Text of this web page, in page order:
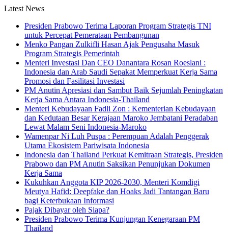
Latest News
Presiden Prabowo Terima Laporan Program Strategis TNI
untuk Percepat Pemerataan Pembangunan
Menko Pangan Zulkifli Hasan Ajak Pengusaha Masuk
Program Strategis Pemerintah
Menteri Investasi Dan CEO Danantara Rosan Roeslani :
Indonesia dan Arab Saudi Sepakat Memperkuat Kerja Sama
Promosi dan Fasilitasi Investasi
PM Anutin Apresiasi dan Sambut Baik Sejumlah Peningkatan
Kerja Sama Antara Indonesia-Thailand
Menteri Kebudayaan Fadli Zon : Kementerian Kebudayaan
dan Kedutaan Besar Kerajaan Maroko Jembatani Peradaban
Lewat Malam Seni Indonesia-Maroko
Wamenpar Ni Luh Puspa : Perempuan Adalah Penggerak
Utama Ekosistem Pariwisata Indonesia
Indonesia dan Thailand Perkuat Kemitraan Strategis, Presiden
Prabowo dan PM Anutin Saksikan Penunjukan Dokumen
Kerja Sama
Kukuhkan Anggota KIP 2026-2030, Menteri Komdigi
Meutya Hafid: Deepfake dan Hoaks Jadi Tantangan Baru
bagi Keterbukaan Informasi
Pajak Dibayar oleh Siapa?
Presiden Prabowo Terima Kunjungan Kenegaraan PM
Thailand